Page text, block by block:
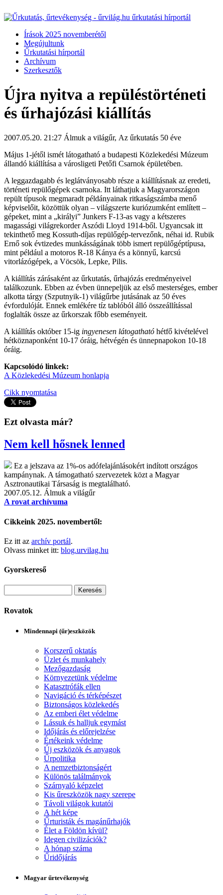
Írások 2025 novemberétől
Megújultunk
Űrkutatási hírportál
Archívum
Szerkesztők
Újra nyitva a repüléstörténeti
és űrhajózási kiállítás
2007.05.20. 21:27 Álmuk a világűr, Az űrkutatás 50 éve
Május 1-jétől ismét látogatható a budapesti Közlekedési Múzeum
állandó kiállítása a városligeti Petőfi Csarnok épületében.
A leggazdagabb és leglátványosabb része a kiállításnak az eredeti,
történeti repülőgépek csarnoka. Itt láthatjuk a Magyarországon
repült típusok megmaradt példányainak ritkaságszámba menő
képviselőit, közöttük olyan – világszerte kuriózumként említett –
gépeket, mint a „királyi” Junkers F-13-as vagy a kétszeres
magassági világrekorder Aszódi Lloyd 1914-ből. Ugyancsak itt
tekinthető meg Kossuth-díjas repülőgép-tervezőnk, néhai id. Rubik
Ernő sok évtizedes munkásságának több ismert repülőgéptípusa,
mint például a motoros R-18 Kánya és a könnyű, karcsú
vitorlázógépek, a Vöcsök, Lepke, Pilis.
A kiállítás zárásaként az űrkutatás, űrhajózás eredményeivel
találkozunk. Ebben az évben ünnepeljük az első mesterséges, ember
alkotta tárgy (Szputnyik-1) világűrbe jutásának az 50 éves
évfordulóját. Ennek emlékére tíz tablóból álló összeállítással
foglalták össze az űrkorszak főbb eseményeit.
A kiállítás október 15-ig ingyenesen látogatható hétfő kivételével
hétköznaponként 10-17 óráig, hétvégén és ünnepnapokon 10-18
óráig.
Kapcsolódó linkek:
A Közlekedési Múzeum honlapja
Cikk nyomtatása
Ezt olvasta már?
Nem kell hősnek lenned
Ez a jelszava az 1%-os adófelajánlásokért indított országos
kampánynak. A támogatható szervezetek közt a Magyar
Asztronautikai Társaság is megtalálható.
2007.05.12. Álmuk a világűr
A rovat archívuma
Cikkeink 2025. novembertől:
Ez itt az archív portál.
Olvass minket itt: blog.urvilag.hu
Gyorskereső
Rovatok
Mindennapi (űr)eszközök
Korszerű oktatás
Üzlet és munkahely
Mezőgazdaság
Környezetünk védelme
Katasztrófák ellen
Navigáció és térképészet
Biztonságos közlekedés
Az emberi élet védelme
Lássuk és halljuk egymást
Időjárás és előrejelzése
Értékeink védelme
Új eszközök és anyagok
Űrpolitika
A nemzetbiztonságért
Különös találmányok
Szárnyaló képzelet
Kis űreszközök nagy szerepe
Távoli világok kutatói
A hét képe
Űrturisták és magánűrhajók
Élet a Földön kívül?
Idegen civilizációk?
A hónap száma
Űridőjárás
Magyar űrtevékenység